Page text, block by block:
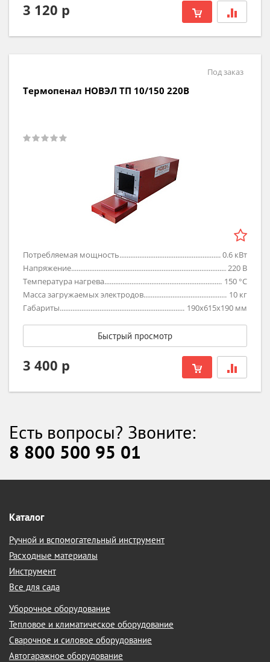
3 120 р
Под заказ
Термопенал НОВЭЛ ТП 10/150 220В
Потребляемая мощность 0.6 кВт
Напряжение
220 В
Температура нагрева
150 °C
Масса загружаемых электродов
10 кг
Габариты
190х615х190 мм
Быстрый просмотр
3 400 р
Есть вопросы? Звоните:
8 800 500 95 01
Каталог
Ручной и вспомогательный инструмент
Расходные материалы
Инструмент
Все для сада
Уборочное оборудование
Тепловое и климатическое оборудование
Сварочное и силовое оборудование
Автогаражное оборудование